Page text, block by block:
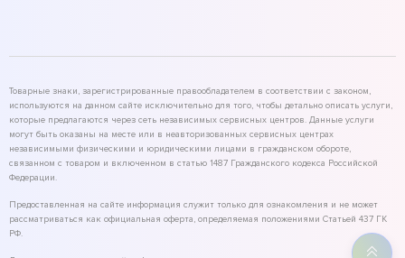
Товарные знаки, зарегистрированные правообладателем в соответствии с законом,
используются на данном сайте исключительно для того, чтобы детально описать услуги,
которые предлагаются через сеть независимых сервисных центров. Данные услуги
могут быть оказаны на месте или в неавторизованных сервисных центрах
независимыми физическими и юридическими лицами в гражданском обороте,
связанном с товаром и включенном в статью 1487 Гражданского кодекса Российской
Федерации.
Предоставленная на сайте информация служит только для ознакомления и не может
рассматриваться как официальная оферта, определяемая положениями Статьей 437 ГК
РФ.